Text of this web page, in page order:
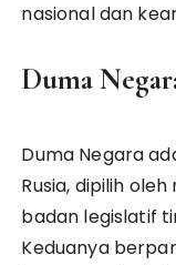
nasional dan
Duma
Duma Negara
Rusia, dipilih
badan legislatif
Keduanya